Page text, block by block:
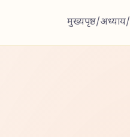
मुख्यपृष्ठ/अध्याय/